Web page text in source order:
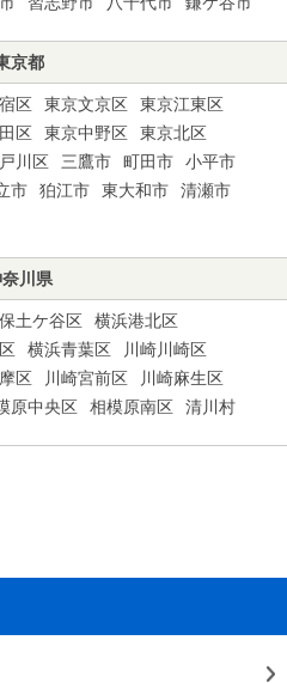
京都
区 東京文京区
東京江東区
区 東京中野区
東京北区
川区 三鷹市 町田市
小平市
市 狛江市 東大和市
清瀬市
川県
土ケ谷区
横浜港北区
横浜青葉区
川崎川崎区
区 川崎宮前区
川崎麻生区
原中央区 相模原南区 清川村